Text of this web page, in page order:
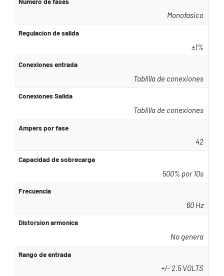
Monofasico
Regulacion de salida
±1%
Conexiones entrada
Tablilla de conexiones
Conexiones Salida
Tablilla de conexiones
Ampers por fase
42
Capacidad de sobrecarga
500% por 10s
Frecuencia
60 Hz
Distorsion armonica
No genera
Rango de entrada
+/- 2.5 VOLTS